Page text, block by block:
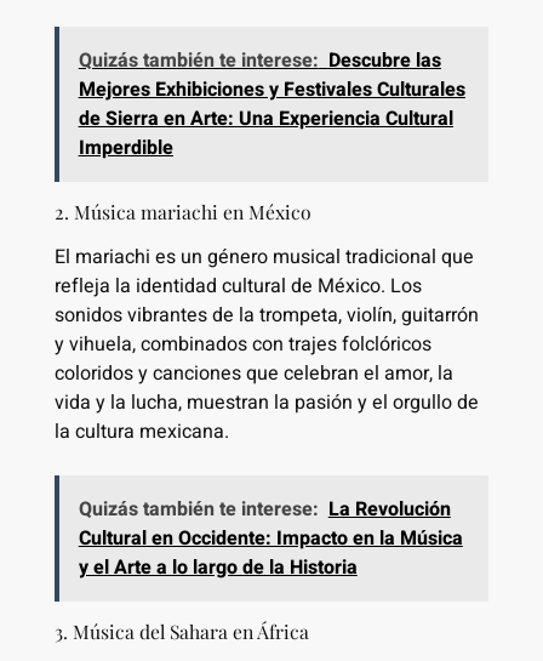
Quizás también te interese: Descubre las
Mejores Exhibiciones y Festivales Culturales
de Sierra en Arte: Una Experiencia Cultural
Imperdible
2. Música mariachi en México
El mariachi es un género musical tradicional que
refleja la identidad cultural de México. Los
sonidos vibrantes de la trompeta, violín, guitarrón
y vihuela, combinados con trajes folclóricos
coloridos y canciones que celebran el amor, la
vida y la lucha, muestran la pasión y el orgullo de
la cultura mexicana.
Quizás también te interese: La Revolución
Cultural en Occidente: Impacto en la Música
y el Arte a lo largo de la Historia
3. Música del Sahara en África